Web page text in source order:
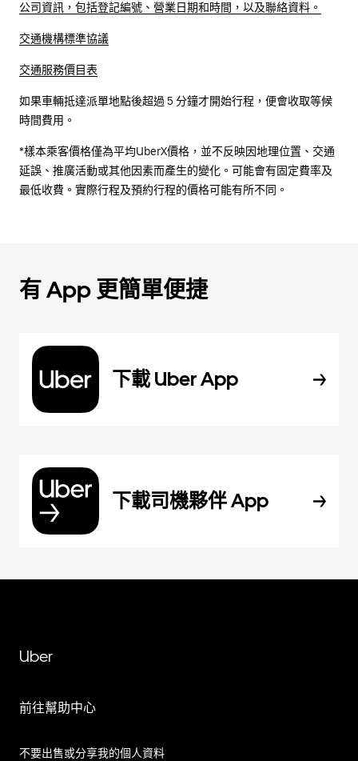
公司資訊，包括登記編號、營業日期和時間，以及聯絡資料。
交通機構標準協議
交通服務價目表
如果車輛抵達派單地點後超過 5 分鐘才開始行程，便會收取等候
時間費用。
*樣本乘客價格僅為平均UberX價格，並不反映因地理位置、交通
延誤、推廣活動或其他因素而產生的變化。可能會有固定費率及
最低收費。實際行程及預約行程的價格可能有所不同。
有 App 更簡單便捷
下載 Uber App
下載司機夥伴 App
Uber
前往幫助中心
不要出售或分享我的個人資料